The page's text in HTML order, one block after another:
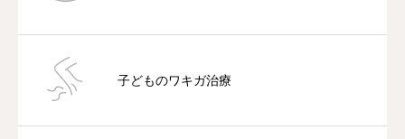
子どものワキガ治療